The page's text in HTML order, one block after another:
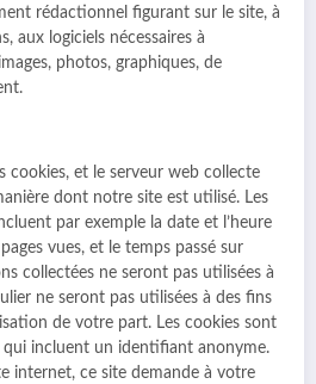
rédactionnel figurant sur le site, à
aux logiciels nécessaires à
photos, graphiques, de
cookies, et le serveur web collecte
dont notre site est utilisé. Les
par exemple la date et l’heure
vues, et le temps passé sur
collectées ne seront pas utilisées à
ne seront pas utilisées à des fins
de votre part. Les cookies sont
incluent un identifiant anonyme.
internet, ce site demande à votre